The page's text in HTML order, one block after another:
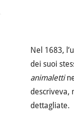
Nel 1683,
dei suoi
animaletti
descriveva,
dettagliate.